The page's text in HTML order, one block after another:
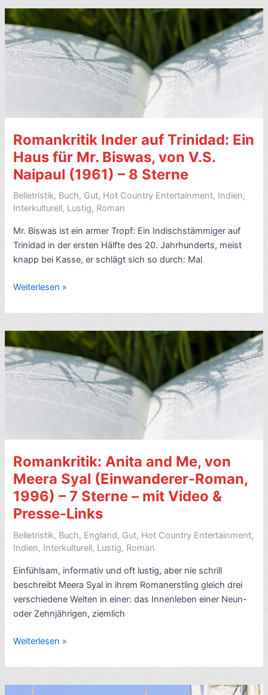
und
Chilischoten,
von
Meera
Syal
Indisch,
engl.
Life
Isn’t
All
Ha
Hee
Hee)
–
Sterne
Videos
Romankritik Inder auf Trinidad: Ein
Haus für Mr. Biswas, von V.S.
Naipaul (1961) – 8 Sterne
Belletristik, Buch, Gut, Hot Country Entertainment, Indien,
Interkulturell, Lustig, Roman
Mr. Biswas ist ein armer Tropf: Ein Indischstämmiger auf
Trinidad in der ersten Hälfte des 20. Jahrhunderts, meist
knapp bei Kasse, er schlägt sich so durch: Mal
Romankritik
auf
Trinidad:
Ein
Haus
für
Mr.
(1961)
–
8
Sterne
Weiterlesen »
Romankritik: Anita and Me, von
Meera Syal (Einwanderer-Roman,
1996) – 7 Sterne – mit Video &
Presse-Links
Belletristik, Buch, England, Gut, Hot Country Entertainment,
Indien, Interkulturell, Lustig, Roman
Einfühlsam, informativ und oft lustig, aber nie schrill
beschreibt Meera Syal in ihrem Romanerstling gleich drei
verschiedene Welten in einer: das Innenleben einer Neun-
oder Zehnjährigen, ziemlich
Romankritik:
and
Me,
Weiterlesen »